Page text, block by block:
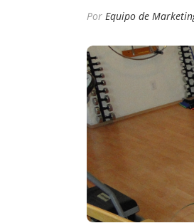
Por Equipo de